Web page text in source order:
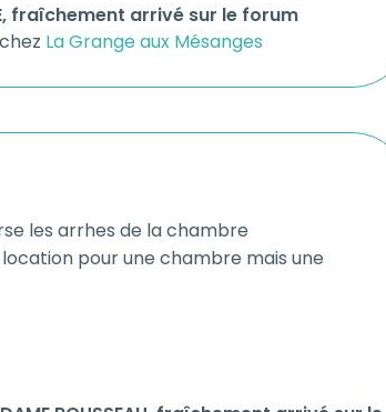
fraîchement arrivé sur le forum
La Grange aux Mésanges
les arrhes de la chambre
pour une chambre mais une